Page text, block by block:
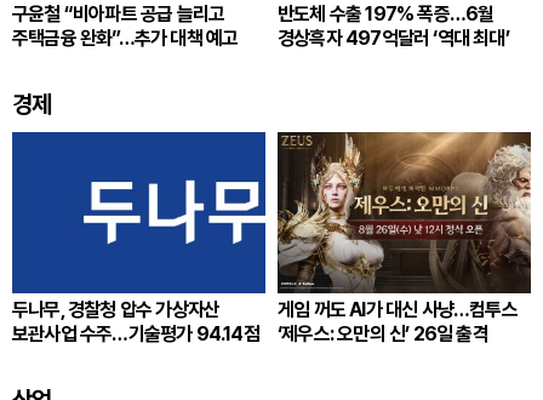
구윤철 “비아파트 공급 늘리고
주택금융 완화”…추가 대책 예고
반도체 수출 197% 폭증…6월
경상흑자 497억달러 ‘역대 최대’
경제
두나무, 경찰청 압수 가상자산
보관사업 수주…기술평가 94.14점
게임 꺼도 AI가 대신 사냥…컴투스
‘제우스: 오만의 신’ 26일 출격